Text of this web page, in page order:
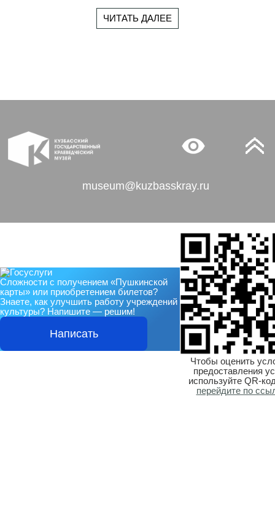
ЧИТАТЬ ДАЛЕЕ
museum@kuzbasskray.ru
Сложности с получением «Пушкинской
карты» или приобретением билетов?
Знаете, как улучшить работу учреждений
культуры? Напишите — решим!
Написать
Чтобы оценить
предоставления
используйте QR-
перейдите по